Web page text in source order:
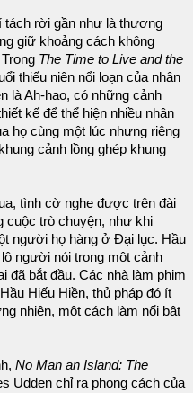
tách rời gần như là thương
giữ khoảng cách không
The Time to Live and the
thiếu niên nổi loạn của nhân
là Ah-hao, có những cảnh
kế để thể hiện nhiều nhân
họ cùng một lúc nhưng riêng
cảnh lồng ghép khung
tình cờ nghe được trên đài
cuộc trò chuyện, như khi
người họ hàng ở Đại lục. Hầu
người nói trong một cảnh
đã bắt đầu. Các nhà làm phim
Hiếu Hiền, thủ pháp đó ít
nhiên, một cách làm nổi bật
No Man an Island: The
Udden chỉ ra phong cách của